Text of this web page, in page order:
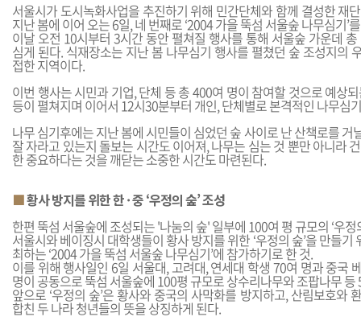
서울시가 도시녹화사업을 추진하기 위해 민간단체와 함께 결성한 재
지난 봄에 이어 오는 6일, 네 번째로 ‘2004 가을 뚝섬 서울숲 나무심기’
이날 오전 10시부터 3시간 동안 펼쳐질 행사를 통해 서울숲 가운데
심게 된다. 식재장소는 지난 봄 나무심기 행사를 펼쳤던 숲 조성지의
접한 지역이다.
이번 행사는 시민과 기업, 단체 등 총 400여 명이 참여할 것으로 예상
등이 펼쳐지며 이어서 12시30분부터 개인, 단체별로 본격적인 나무심
나무 심기후에는 지난 봄에 시민들이 심었던 숲 사이로 난 산책로를 거
잘 자라고 있는지 돌보는 시간도 이어져, 나무는 심는 것 뿐만 아니라
한 중요하다는 것을 깨닫는 소중한 시간도 마련된다.
■황사 방지를 위한 한 · 중 ‘우정의 숲’ 조성
한편 뚝섬 서울숲에 조성되는 '나눔의 숲' 일부에 100여 평 규모의 ‘우정
서울시와 베이징시 대학생들이 황사 방지를 위한 ‘우정의 숲’을 만들
최하는 ‘2004 가을 뚝섬 서울숲 나무심기’에 참가하기로 한 것.
이를 위해 행사일인 6일 서울대, 고려대, 연세대 학생 70여 명과 중국
명이 공동으로 뚝섬 서울숲에 100평 규모로 상수리나무와 조팝나무 등
앞으로 ‘우정의 숲’은 황사와 중국의 사막화를 방지하고, 산림보호와
합친 두 나라 청년들의 뜻을 상징하게 된다.